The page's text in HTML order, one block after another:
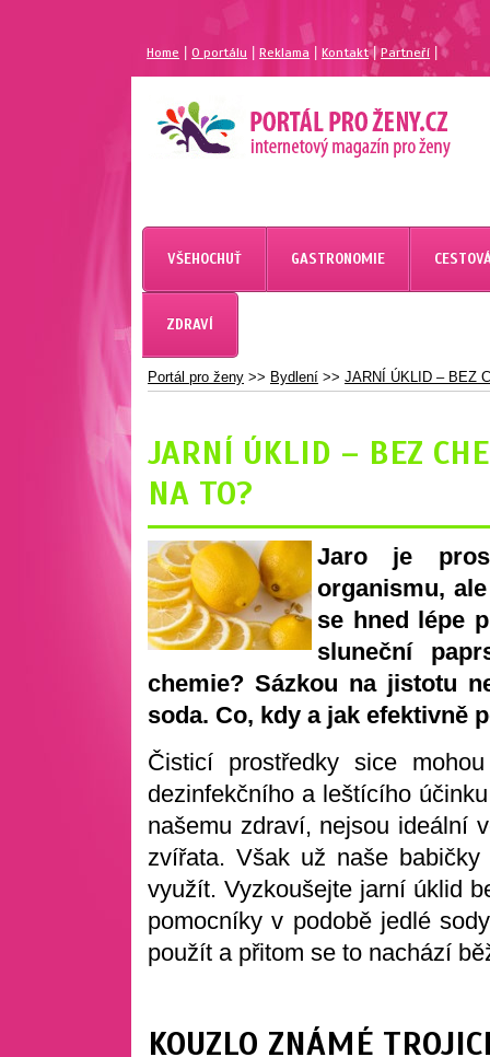
Home |O portálu Reklama Kontakt| Partneří
MAGAZÍN PRO ŽENY
PORTÁL PRO ŽENY.CZ
VŠEHOCHUŤ GASTRONOMIE
ZDRAVÍ
Portál pro ženy >> Bydlení >> JARNÍ ÚKLID – BEZ
JARNÍ ÚKLID – BEZ
NA TO?
Jaro je
organismu,
se hned lépe
sluneční
chemie? Sázkou na jistotu
soda. Co, kdy a jak efektivně
Čisticí prostředky sice
dezinfekčního a leštícího
našemu zdraví, nejsou ideální
zvířata. Však už naše
využít. Vyzkoušejte jarní úklid
pomocníky v podobě jedlé
použít a přitom se to nachází
KOUZLO ZNÁMÉ